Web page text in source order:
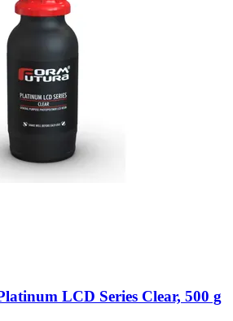
LCD Series Clear, 500 g